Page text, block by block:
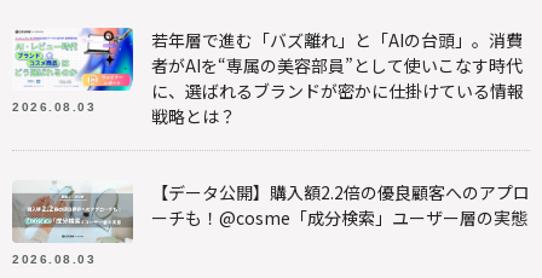
2026.08.03
若年層で進む「バズ離れ」と「AIの台頭」。消費
者がAIを“専属の美容部員”として使いこなす時代
に、選ばれるブランドが密かに仕掛けている情報
戦略とは？
2026.08.03
【データ公開】購入額2.2倍の優良顧客へのアプロ
ーチも！@cosme「成分検索」ユーザー層の実態